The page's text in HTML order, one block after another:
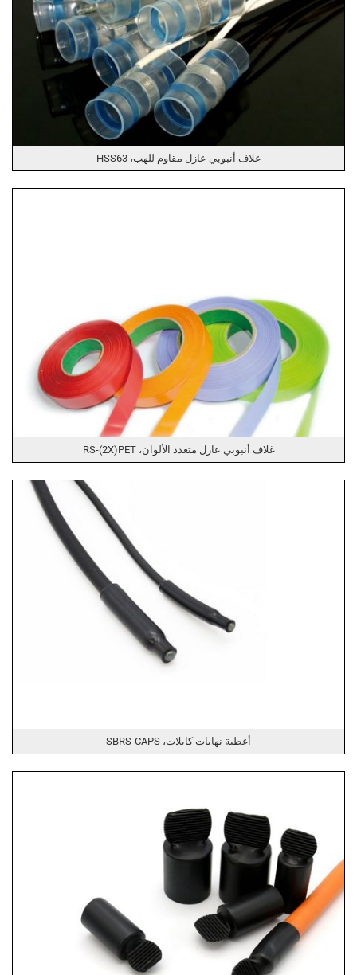
غلاف أنبوبي عازل مقاوم للهب، HSS63
غلاف أنبوبي عازل متعدد الألوان، RS-(2X)PET
أغطية نهايات كابلات، SBRS-CAPS